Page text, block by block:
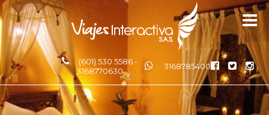
(601) 530 5586 -
3168770630
3168785400